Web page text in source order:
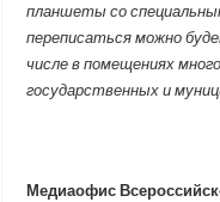
планшеты со
переписаться можно
числе в помещениях
государственных и
Медиаофис